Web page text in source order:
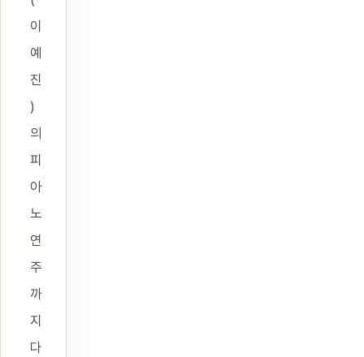
이
예
진
)
의
피
아
노
연
주
까
지
다